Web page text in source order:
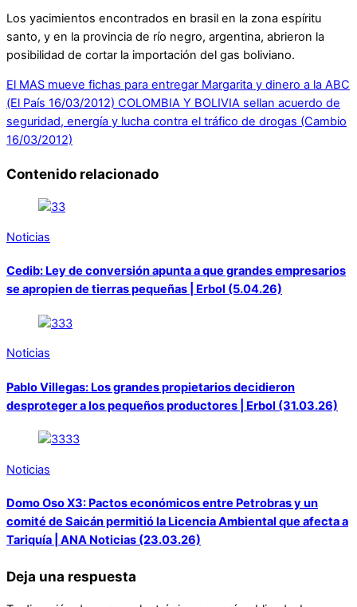
Los yacimientos encontrados en brasil en la zona espíritu
santo, y en la provincia de río negro, argentina, abrieron la
posibilidad de cortar la importación del gas boliviano.
El MAS mueve fichas para entregar Margarita y dinero a la ABC
(El País 16/03/2012) COLOMBIA Y BOLIVIA sellan acuerdo de
seguridad, energía y lucha contra el tráfico de drogas (Cambio
16/03/2012)
Contenido relacionado
Noticias
Cedib: Ley de conversión apunta a que grandes empresarios
se apropien de tierras pequeñas | Erbol (5.04.26)
Noticias
Pablo Villegas: Los grandes propietarios decidieron
desproteger a los pequeños productores | Erbol (31.03.26)
Noticias
Domo Oso X3: Pactos económicos entre Petrobras y un
comité de Saicán permitió la Licencia Ambiental que afecta a
Tariquía | ANA Noticias (23.03.26)
Deja una respuesta